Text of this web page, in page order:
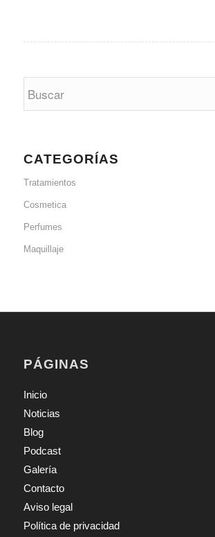
CATEGORÍAS
Tratamientos
Cosmetica
Perfumes
Maquillaje
PÁGINAS
Inicio
Noticias
Blog
Podcast
Galería
Contacto
Aviso legal
Política de privacidad